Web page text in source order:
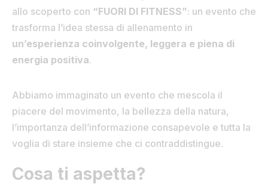
allo scoperto con “FUORI DI FITNESS”: un evento che
trasforma l’idea stessa di allenamento in
un’esperienza coinvolgente, leggera e piena di
energia positiva.
Abbiamo immaginato un evento che mescola il
piacere del movimento, la bellezza della natura,
l’importanza dell’informazione consapevole e tutta la
voglia di stare insieme che ci contraddistingue.
Cosa ti aspetta?